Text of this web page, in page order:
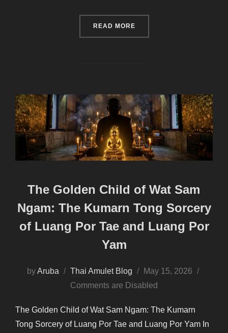
READ MORE“DER KUMARN TONG VON
The Golden Child of Wat Sam
Ngam: The Kumarn Tong Sorcery
of Luang Por Tae and Luang Por
Yam
byAruba Thai Amulet Blog
Posted
on
May 15, 2026
Comments are Disabled
The Golden Child of Wat Sam Ngam: The Kumarn
Tong Sorcery of Luang Por Tae and Luang Por Yam In